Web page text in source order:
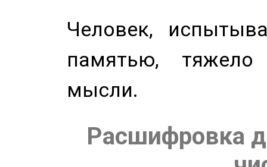
Человек,
памятью,
мысли.
Расшифровка